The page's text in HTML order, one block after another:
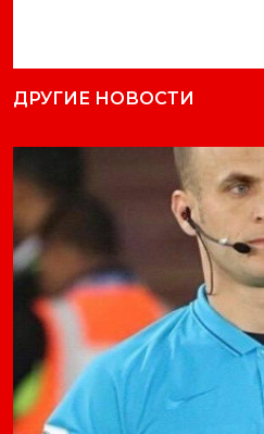
ДРУГИЕ НОВОСТИ